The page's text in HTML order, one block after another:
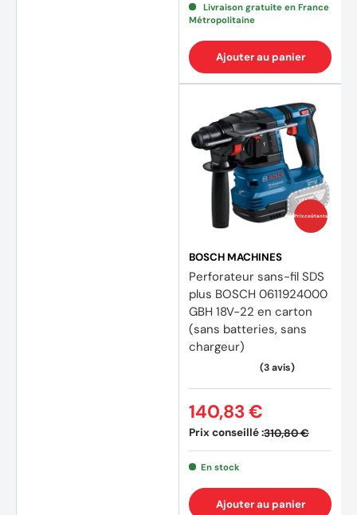
(2
Livraison gratuite en France
Métropolitaine
Ajouter au panier
Prix coûtants
BOSCH MACHINES
Perforateur sans-fil SDS
plus BOSCH 0611924000
GBH 18V-22 en carton
(sans batteries, sans
chargeur)
Prix conseillé :310,80 €
140,83 €
En stock
Ajouter au panier